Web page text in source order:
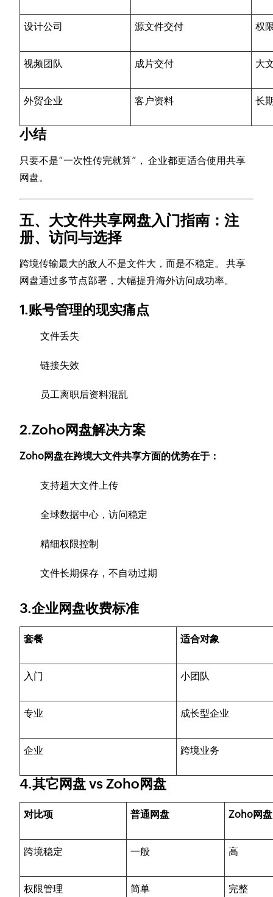
设计公司 源文件交付 权
视频团队 成片交付 大
外贸企业 客户资料 长
小结
只要不是“一次性传完就算”， 企业都更适合使用共享
网盘。
五、大文件共享网盘入门指南：注
册、访问与选择
跨境传输最大的敌人不是文件大，而是不稳定。 共享
网盘通过多节点部署，大幅提升海外访问成功率。
1.账号管理的现实痛点
文件丢失
链接失效
员工离职后资料混乱
2.Zoho网盘解决方案
Zoho网盘在跨境大文件共享方面的优势在于：
支持超大文件上传
全球数据中心，访问稳定
精细权限控制
文件长期保存，不自动过期
3.企业网盘收费标准
套餐 适合对象
入门 小团队
专业 成长型企业
企业 跨境业务
4.其它网盘 vs Zoho网盘
对比项 普通网盘 Zoho网盘
跨境稳定 一般 高
权限管理 简单 完整